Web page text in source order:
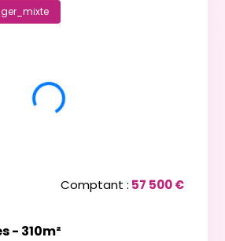
Comptant : 57 500 €
- 310m²